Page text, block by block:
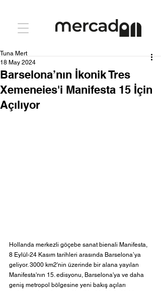
Barselona’nın İkonik Tres
Xemeneies'i Manifesta 15 İçin
Açılıyor
Tuna Mert
18 May 2024
Hollanda merkezli göçebe sanat bienali Manifesta,
8 Eylül-24 Kasım tarihleri arasında Barselona’ya
geliyor. 3000 km2'nin üzerinde bir alana yayılan
Manifesta'nın 15. edisyonu, Barselona'ya ve daha
geniş metropol bölgesine yeni bakış açıları